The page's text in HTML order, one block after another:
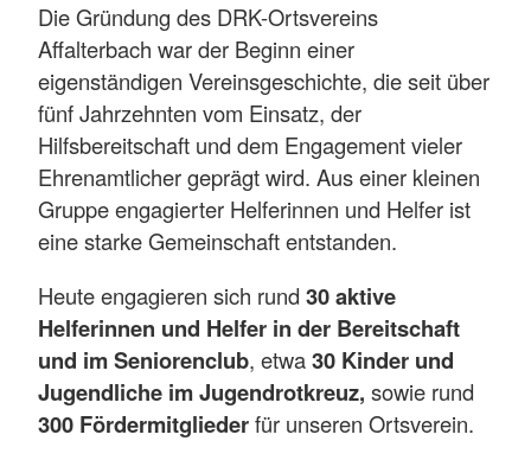
Die Gründung des DRK-Ortsvereins
Affalterbach war der Beginn einer
eigenständigen Vereinsgeschichte, die seit über
fünf Jahrzehnten vom Einsatz, der
Hilfsbereitschaft und dem Engagement vieler
Ehrenamtlicher geprägt wird. Aus einer kleinen
Gruppe engagierter Helferinnen und Helfer ist
eine starke Gemeinschaft entstanden.
Heute engagieren sich rund 30 aktive
Helferinnen und Helfer in der Bereitschaft
und im Seniorenclub, etwa30 Kinder und
Jugendliche im Jugendrotkreuz, sowie rund
300 Fördermitgliederfür unseren Ortsverein.